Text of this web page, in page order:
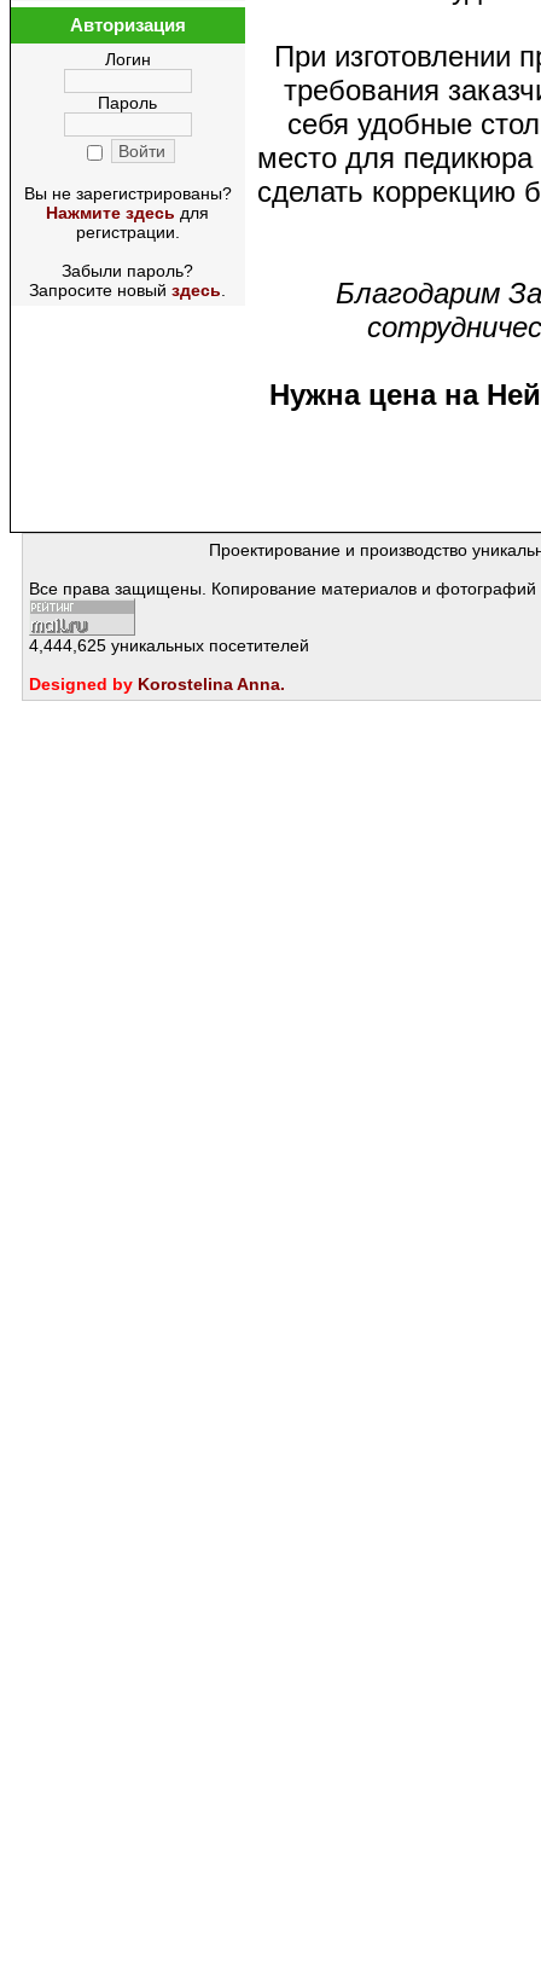
Авторизация
Логин
Пароль
Вы не зарегистрированы?
Нажмите здесь для
регистрации.
Забыли пароль?
Запросите новыйздесь
При изготовлении
требования
себя удобные
место для
сделать коррекцию
Благодарим
Нужна цена на
Проектирование и производство
Все права защищены. Копирование материалов и фотографий
4,444,625 уникальных посетителей
Designed by Korostelina Anna.